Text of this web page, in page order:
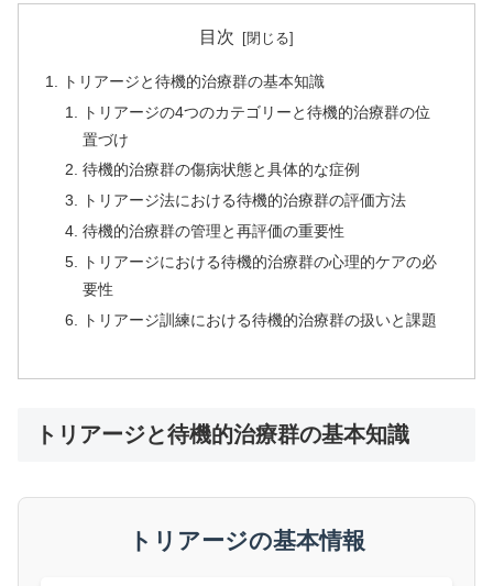
目次
トリアージと待機的治療群の基本知識
トリアージの4つのカテゴリーと待機的治療群の位
置づけ
待機的治療群の傷病状態と具体的な症例
トリアージ法における待機的治療群の評価方法
待機的治療群の管理と再評価の重要性
トリアージにおける待機的治療群の心理的ケアの必
要性
トリアージ訓練における待機的治療群の扱いと課題
トリアージと待機的治療群の基本知識
トリアージの基本情報